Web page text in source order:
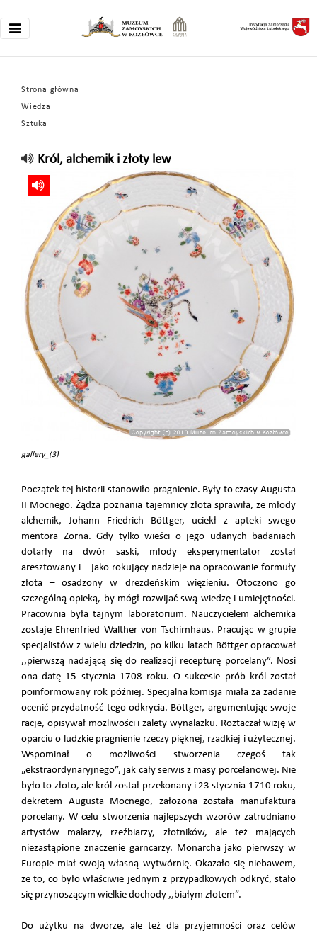
Strona główna
Wiedza
Sztuka
Król, alchemik i złoty lew
gallery_(3)
Początek tej historii stanowiło pragnienie. Były to czasy Augusta
II Mocnego. Żądza poznania tajemnicy złota sprawiła, że młody
alchemik, Johann Friedrich Böttger, uciekł z apteki swego
mentora Zorna. Gdy tylko wieści o jego udanych badaniach
dotarły na dwór saski, młody eksperymentator został
aresztowany i – jako rokujący nadzieje na opracowanie formuły
złota – osadzony w drezdeńskim więzieniu. Otoczono go
szczególną opieką, by mógł rozwijać swą wiedzę i umiejętności.
Pracownia była tajnym laboratorium. Nauczycielem alchemika
zostaje Ehrenfried Walther von Tschirnhaus. Pracując w grupie
specjalistów z wielu dziedzin, po kilku latach Böttger opracował
,,pierwszą nadającą się do realizacji recepturę porcelany”. Nosi
ona datę 15 stycznia 1708 roku. O sukcesie prób król został
poinformowany rok później. Specjalna komisja miała za zadanie
ocenić przydatność tego odkrycia. Böttger, argumentując swoje
racje, opisywał możliwości i zalety wynalazku. Roztaczał wizję w
oparciu o ludzkie pragnienie rzeczy pięknej, rzadkiej i użytecznej.
Wspominał o możliwości stworzenia czegoś tak
„ekstraordynaryjnego”, jak cały serwis z masy porcelanowej. Nie
było to złoto, ale król został przekonany i 23 stycznia 1710 roku,
dekretem Augusta Mocnego, założona została manufaktura
porcelany. W celu stworzenia najlepszych wzorów zatrudniano
artystów malarzy, rzeźbiarzy, złotników, ale też mających
niezastąpione znaczenie garncarzy. Monarcha jako pierwszy w
Europie miał swoją własną wytwórnię. Okazało się niebawem,
że to, co było właściwie jednym z przypadkowych odkryć, stało
się przynoszącym wielkie dochody ,,białym złotem”.
Do użytku na dworze, ale też dla przyjemności oraz celów